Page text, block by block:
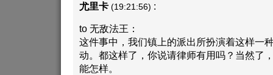
尤里卡 (19:21:56) :
to 无敌法王：
这件事中，我们镇上的派出所扮演着这样一
动。都这样了，你说请律师有用吗？当然了
能怎样。